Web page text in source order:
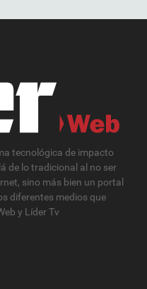
tecnológica de impacto
de lo tradicional al no ser
sino más bien un portal
diferentes medios que
y Líder Tv